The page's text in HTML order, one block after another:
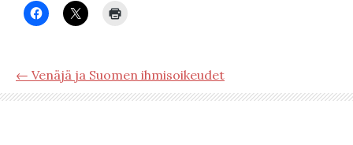
← Venäjä ja Suomen ihmisoikeudet